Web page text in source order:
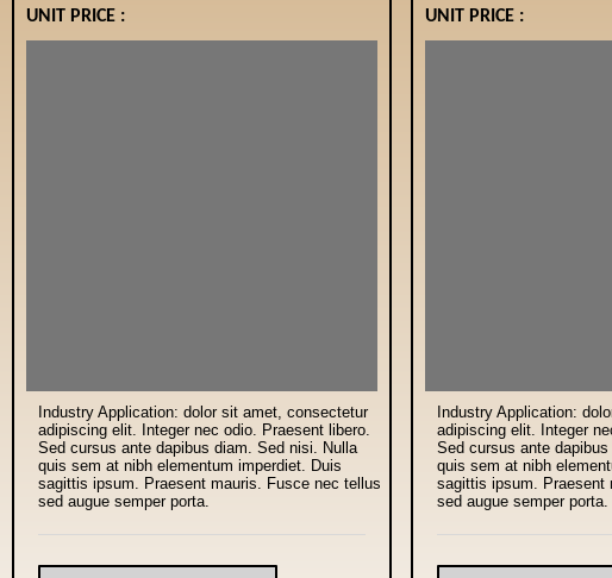
UNIT PRICE :
Industry Application: dolor sit amet, consectetur
adipiscing elit. Integer nec odio. Praesent libero.
Sed cursus ante dapibus diam. Sed nisi. Nulla
quis sem at nibh elementum imperdiet. Duis
sagittis ipsum. Praesent mauris. Fusce nec tellus
sed augue semper porta.
UNIT PRICE :
Industry Application:
adipiscing elit. Integer
Sed cursus ante
quis sem at nibh
sagittis ipsum. Praesent
sed augue semper porta.